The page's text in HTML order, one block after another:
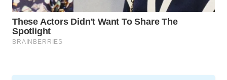
WAHANA
SPORT